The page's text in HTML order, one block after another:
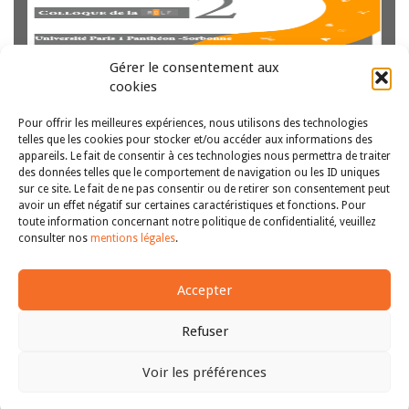
Gérer le consentement aux
cookies
Pour offrir les meilleures expériences, nous utilisons des technologies
telles que les cookies pour stocker et/ou accéder aux informations des
appareils. Le fait de consentir à ces technologies nous permettra de traiter
des données telles que le comportement de navigation ou les ID uniques
sur ce site. Le fait de ne pas consentir ou de retirer son consentement peut
avoir un effet négatif sur certaines caractéristiques et fonctions. Pour
toute information concernant notre politique de confidentialité, veuillez
consulter nos mentions légales.
Accepter
Refuser
Voir les préférences
Début << 18 19 20 21 22 23 24